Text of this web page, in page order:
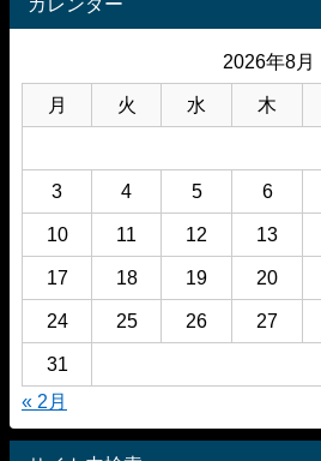
カレンダー
2026年8月
月 火 水 木
3 4 5 6
10 11 12 13
17 18 19 20
24 25 26 27
31
« 2月